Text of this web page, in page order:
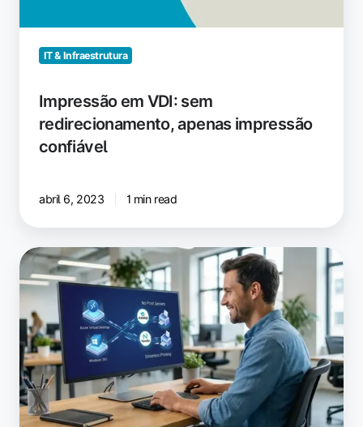
IT & Infraestrutura
Impressão em VDI: sem
redirecionamento, apenas impressão
confiável
abril 6, 2023 1 min read
Nerdio
e
ezeep
para
impressão
em
AVD
e
Windows